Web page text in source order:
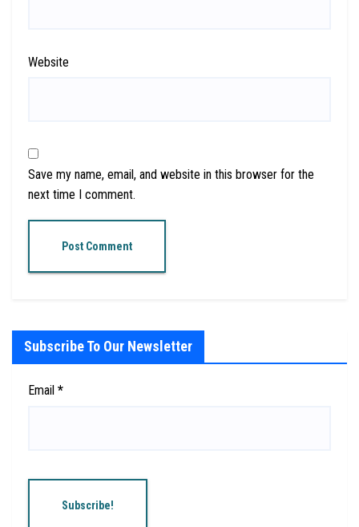
Website
Save my name, email, and website in this browser for the
next time I comment.
Subscribe To Our Newsletter
Email *